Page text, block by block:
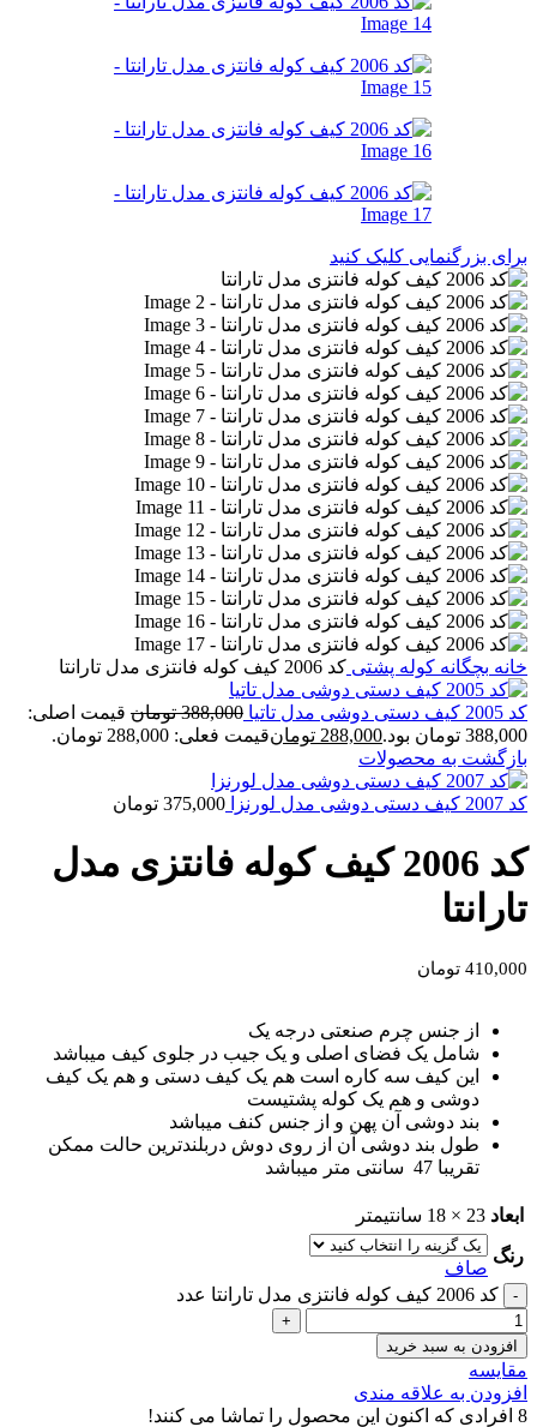
برای بزرگنمایی کلیک کنید
خانه بچگانه کوله پشتی کد 2006 کیف کوله فانتزی مدل تارانتا
کد 2005 کیف دستی دوشی مدل تاتیا 388,000 تومان قیمت اصلی:
388,000 تومان بود.
288,000 تومانقیمت فعلی: 288,000 تومان.
بازگشت به محصولات
کد 2007 کیف دستی دوشی مدل لورنزا 375,000 تومان
کد 2006 کیف کوله فانتزی مدل
تارانتا
410,000 تومان
از جنس چرم صنعتی درجه یک
شامل یک فضای اصلی و یک جیب در جلوی کیف میباشد
این کیف سه کاره است هم یک کیف دستی و هم یک کیف
دوشی و هم یک کوله پشتیست
بند دوشی آن پهن و از جنس کنف میباشد
طول بند دوشی آن از روی دوش دربلندترین حالت ممکن
تقریبا 47 سانتی متر میباشد
ابعاد 23 × 18 سانتیمتر
رنگ
صاف
کد 2006 کیف کوله فانتزی مدل تارانتا عدد
افزودن به سبد خرید
مقايسه
افزودن به علاقه مندی
8 افرادی که اکنون این محصول را تماشا می کنند!